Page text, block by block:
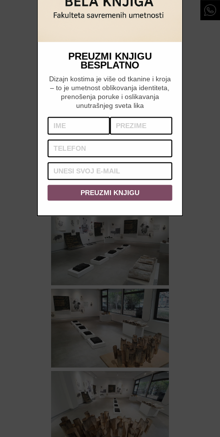
PREUZMI KNJIGU
BESPLATNO
Dizajn kostima je više od tkanine i kroja
– to je umetnost oblikovanja identiteta,
prenošenja poruke i oslikavanja
unutrašnjeg sveta lika
PREUZMI KNJIGU